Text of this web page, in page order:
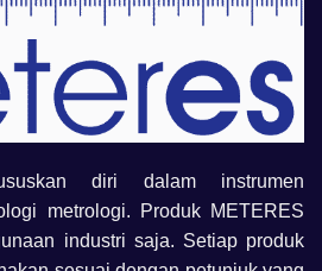
diri dalam instrumen
metrologi. Produk METERES
industri saja. Setiap produk